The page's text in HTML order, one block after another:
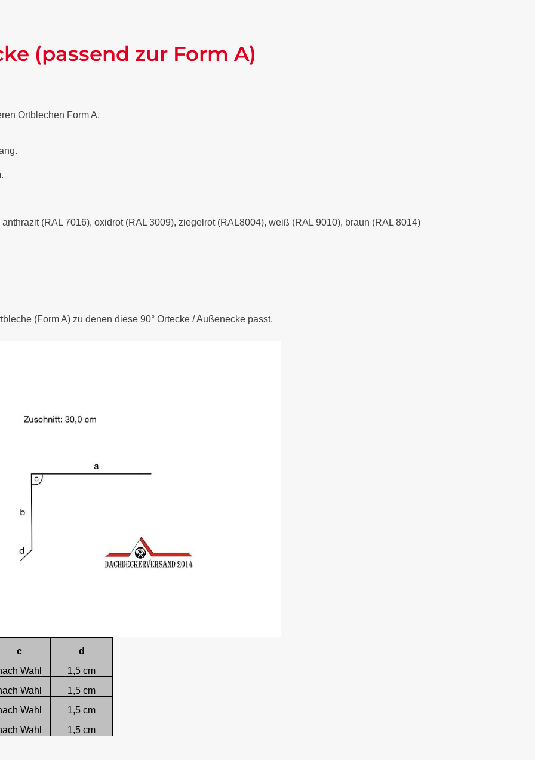
(passend zur Form A)
Ortblechen Form A.
(RAL 7016), oxidrot (RAL 3009), ziegelrot (RAL8004), weiß (RAL 9010), braun (RAL 8014)
(Form A) zu denen diese 90° Ortecke / Außenecke passt.
c
d
Wahl
1,5 cm
Wahl
1,5 cm
Wahl
1,5 cm
Wahl 1,5 cm